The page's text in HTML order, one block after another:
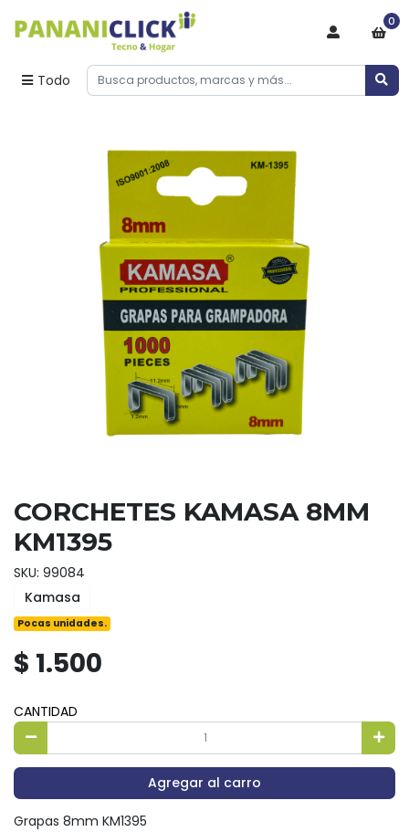
Todo
0
CORCHETES KAMASA 8MM
KM1395
SKU: 99084
Kamasa
Pocas unidades.
$ 1.500
CANTIDAD
Agregar al carro
Grapas 8mm KM1395